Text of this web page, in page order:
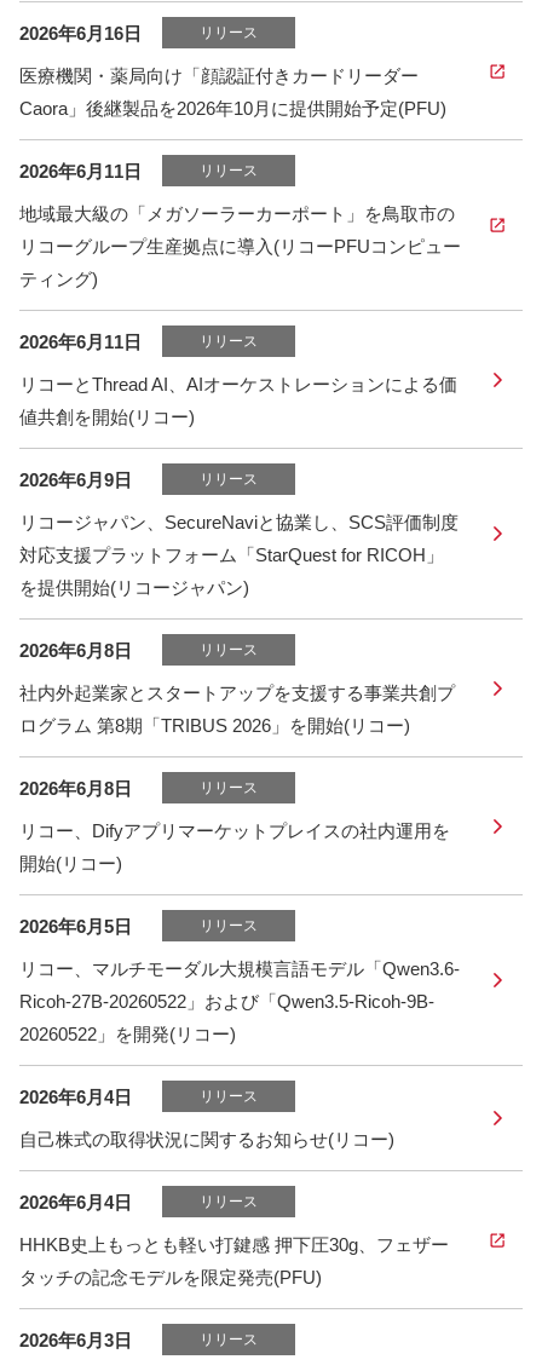
2026年6月16日 リリース
医療機関・薬局向け「顔認証付きカードリーダー
Caora」後継製品を2026年10月に提供開始予定(PFU)
2026年6月11日 リリース
地域最大級の「メガソーラーカーポート」を鳥取市の
リコーグループ生産拠点に導入(リコーPFUコンピュー
ティング)
2026年6月11日 リリース
リコーとThread AI、AIオーケストレーションによる価
値共創を開始(リコー)
2026年6月9日 リリース
リコージャパン、SecureNaviと協業し、SCS評価制度
対応支援プラットフォーム「StarQuest for RICOH」
を提供開始(リコージャパン)
2026年6月8日 リリース
社内外起業家とスタートアップを支援する事業共創プ
ログラム 第8期「TRIBUS 2026」を開始(リコー)
2026年6月8日 リリース
リコー、Difyアプリマーケットプレイスの社内運用を
開始(リコー)
2026年6月5日 リリース
リコー、マルチモーダル大規模言語モデル「Qwen3.6-
Ricoh-27B-20260522」および「Qwen3.5-Ricoh-9B-
20260522」を開発(リコー)
2026年6月4日 リリース
自己株式の取得状況に関するお知らせ(リコー)
2026年6月4日 リリース
HHKB史上もっとも軽い打鍵感 押下圧30g、フェザー
タッチの記念モデルを限定発売(PFU)
2026年6月3日 リリース